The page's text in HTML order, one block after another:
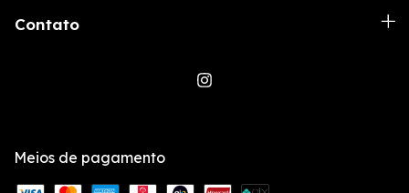
Contato
Meios de pagamento